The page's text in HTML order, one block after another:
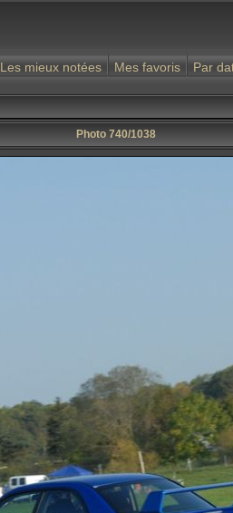
Les mieux notées Mes favoris Par
Photo 740/1038